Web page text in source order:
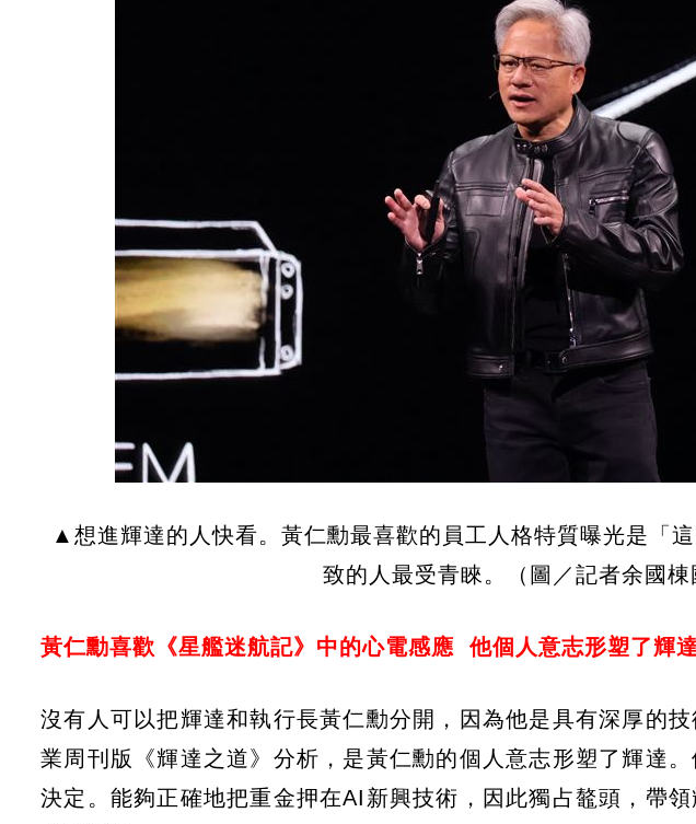
▲想進輝達的人快看。黃仁勳最喜歡的員工人格特質曝光是「
致的人最受青睞。（圖／記者余國棟
黃仁勳喜歡《星艦迷航記》中的心電感應 他個人意志形塑了輝達
沒有人可以把輝達和執行長黃仁勳分開，因為他是具有深厚的
業周刊版《輝達之道》分析，是黃仁勳的個人意志形塑了輝達
決定。能夠正確地把重金押在AI新興技術，因此獨占鼇頭，帶